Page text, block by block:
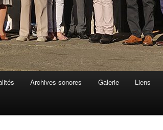
Archives sonores Galerie Liens